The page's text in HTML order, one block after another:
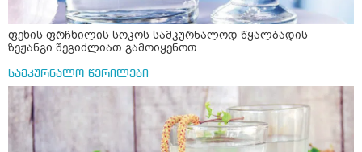
ფეხის ფრჩხილის სოკოს სამკურნალოდ წყალბადის
ზეჟანგი შეგიძლიათ გამოიყენოთ
სამკურნალო წერილები